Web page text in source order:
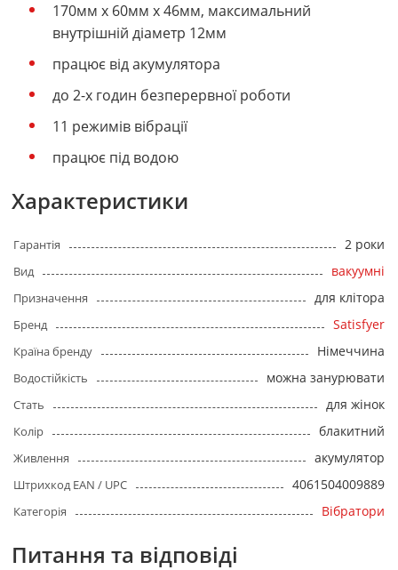
170мм х 60мм х 46мм, максимальний
внутрішній діаметр 12мм
працює від акумулятора
до 2-х годин безперервної роботи
11 режимів вібрації
працює під водою
Характеристики
Гарантія 2 роки
Вид вакуумні
Призначення для клітора
Бренд Satisfyer
Країна бренду Німеччина
Водостійкість можна занурювати
Стать для жінок
Колір блакитний
Живлення акумулятор
Штрихкод EAN / UPC 4061504009889
Категорія Вібратори
Питання та відповіді